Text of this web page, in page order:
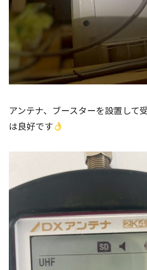
アンテナ、ブースターを設置して
は良好です